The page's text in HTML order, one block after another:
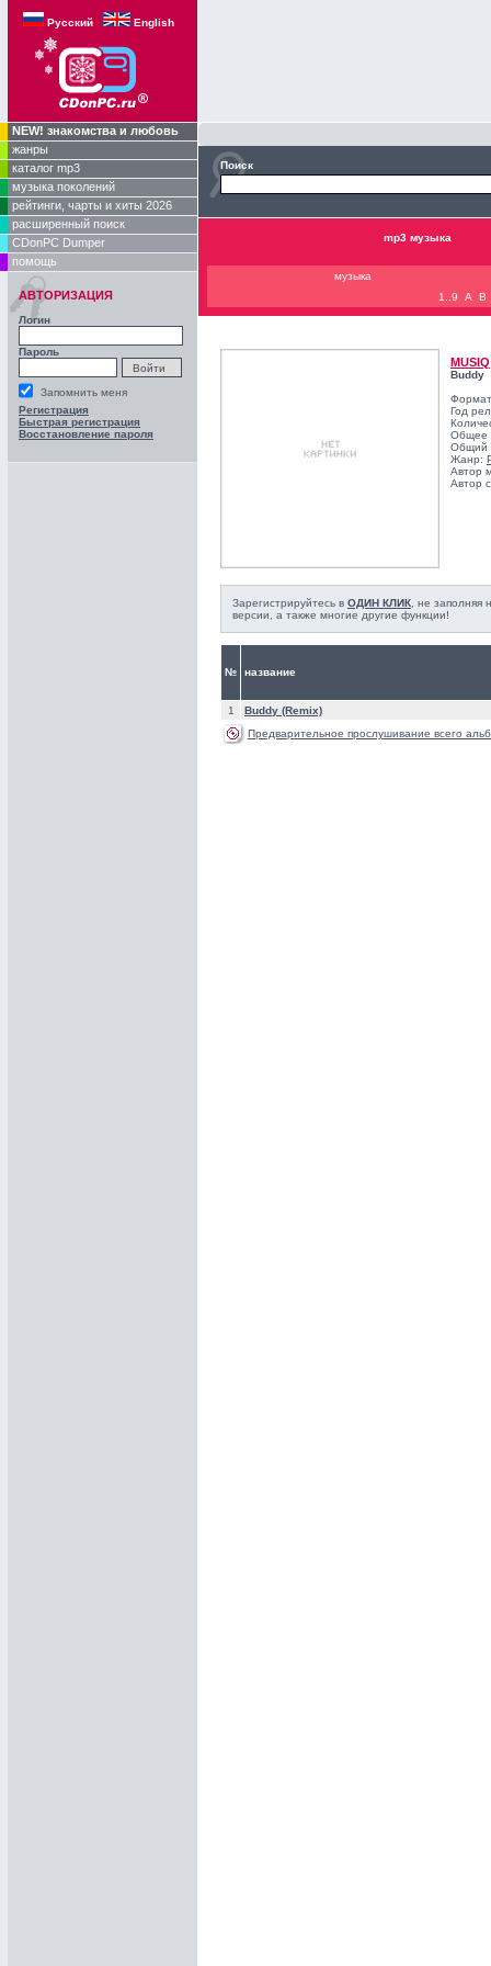
Русский English
NEW! знакомства и любовь
жанры
каталог mp3
музыка поколений
рейтинги, чарты и хиты 2026
расширенный поиск
CDonPC Dumper
помощь
АВТОРИЗАЦИЯ
Логин
Пароль
Запомнить меня
Регистрация
Быстрая регистрация
Восстановление пароля
Поиск
mp3 музыка
музыка
1..9
A B
MUSIQ
Buddy
Год
Общее
Общий
Жанр:
Автор
Автор
Зарегистрируйтесь в ОДИН КЛИК , не
версии, а также многие другие функции!
№ название
1
Buddy (Remix)
Предварительное прослушивание всего